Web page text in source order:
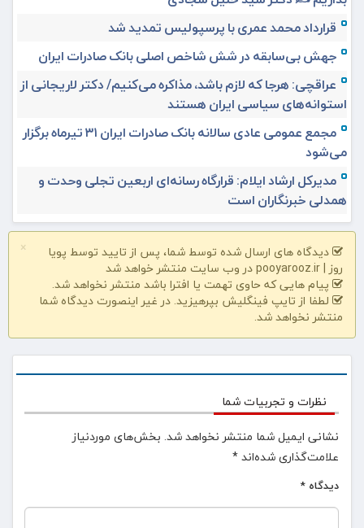
قرارداد محمد عمری با پرسپولیس تمدید شد
جهش بی‌سابقه در شش شاخص اصلی بانک صادرات ایران
عراقچی: هرجا که لازم باشد، مذاکره می‌کنیم/ دکتر لاریجانی از
استوانه‌های سیاسی ایران هستند
مجمع عمومی عادی سالانه بانک صادرات ایران ۳۱ تیرماه برگزار
می‌شود
مدیرکل ارشاد ایلام: قرارگاه رسانه‌ای اربعین تجلی وحدت و
همدلی خبرنگاران است
×
دیدگاه های ارسال شده توسط شما، پس از تایید توسط پویا
روز | pooyarooz.ir در وب سایت منتشر خواهد شد
پیام هایی که حاوی تهمت یا افترا باشد منتشر نخواهد شد.
لطفا از تایپ فینگلیش بپرهیزید. در غیر اینصورت دیدگاه شما
منتشر نخواهد شد.
نظرات و تجربیات شما
نشانی ایمیل شما منتشر نخواهد شد. بخش‌های موردنیاز
علامت‌گذاری شده‌اند*
دیدگاه *